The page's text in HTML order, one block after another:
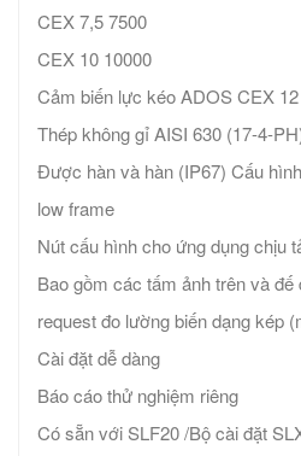
CEX 7,5 7500
CEX 10 10000
Cảm biến lực kéo ADOS CEX
Thép không gỉ AISI 630 (17-4-
Được hàn và hàn (IP67) Cấu hình
low frame
Nút cấu hình cho ứng dụng chịu
Bao gồm các tấm ảnh trên và
request đo lường biến dạng kép
Cài đặt dễ dàng
Báo cáo thử nghiệm riêng
Có sẵn với SLF20 /Bộ cài đặt